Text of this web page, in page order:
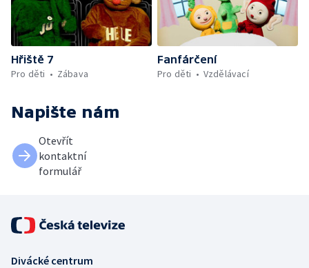
Hřiště 7
Pro děti
Zábava
Fanfárčení
Pro děti
Vzdělávací
Napište nám
Otevřít
kontaktní
formulář
Divácké centrum